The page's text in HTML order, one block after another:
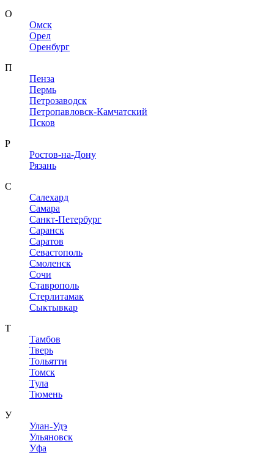
О
Омск
Орел
Оренбург
П
Пенза
Пермь
Петрозаводск
Петропавловск-Камчатский
Псков
Р
Ростов-на-Дону
Рязань
С
Салехард
Самара
Санкт-Петербург
Саранск
Саратов
Севастополь
Смоленск
Сочи
Ставрополь
Стерлитамак
Сыктывкар
Т
Тамбов
Тверь
Тольятти
Томск
Тула
Тюмень
У
Улан-Удэ
Ульяновск
Уфа